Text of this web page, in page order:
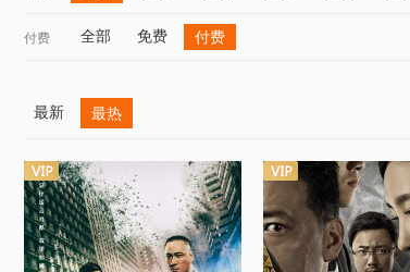
付费 全部 免费 付费
最新 最热